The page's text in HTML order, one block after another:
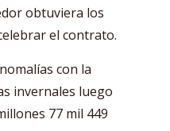
obtuviera los
el contrato.
con la
invernales luego
77 mil 449